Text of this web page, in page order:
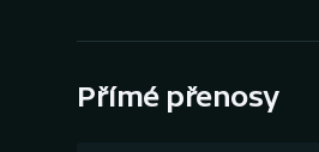
Přímé přenosy